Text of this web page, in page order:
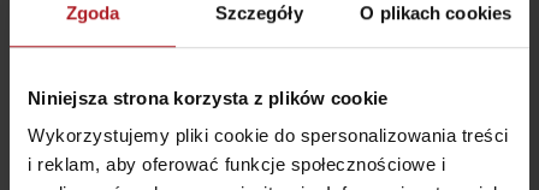
Zgoda Szczegóły O plikach cookies
Niniejsza strona korzysta z plików cookie
Wykorzystujemy pliki cookie do spersonalizowania treści
i reklam, aby oferować funkcje społecznościowe i